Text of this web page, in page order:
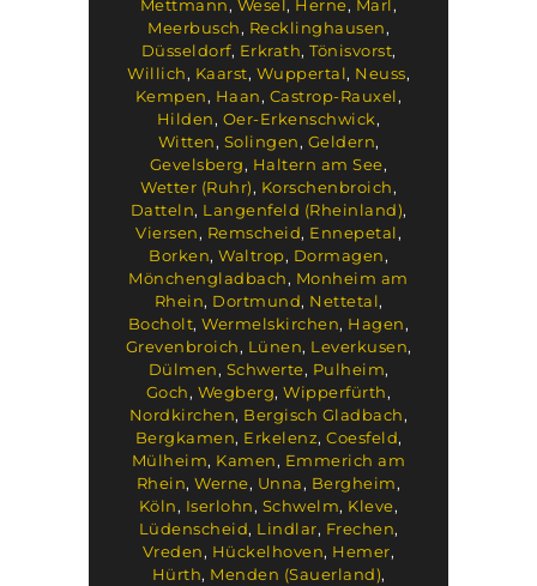
Mettmann, Wesel, Herne, Marl,
Meerbusch, Recklinghausen,
Düsseldorf, Erkrath, Tönisvorst,
Willich, Kaarst, Wuppertal, Neuss,
Kempen, Haan, Castrop-Rauxel,
Hilden, Oer-Erkenschwick,
Witten, Solingen, Geldern,
Gevelsberg, Haltern am See,
Wetter (Ruhr), Korschenbroich,
Datteln, Langenfeld (Rheinland),
Viersen, Remscheid, Ennepetal,
Borken, Waltrop, Dormagen,
Mönchengladbach, Monheim am
Rhein, Dortmund, Nettetal,
Bocholt,Wermelskirchen, Hagen,
Grevenbroich, Lünen, Leverkusen,
Dülmen, Schwerte, Pulheim,
Goch, Wegberg,Wipperfürth,
Nordkirchen, Bergisch Gladbach,
Bergkamen, Erkelenz, Coesfeld,
Mülheim, Kamen, Emmerich am
Rhein,Werne, Unna, Bergheim,
Köln, Iserlohn, Schwelm, Kleve,
Lüdenscheid, Lindlar, Frechen,
Vreden, Hückelhoven, Hemer,
Hürth, Menden (Sauerland),